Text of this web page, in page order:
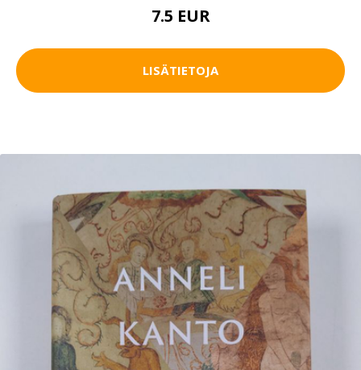
7.5 EUR
LISÄTIETOJA